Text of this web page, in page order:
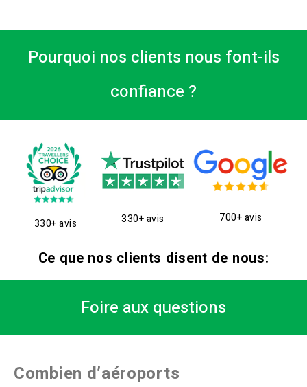
Pourquoi nos clients nous font-ils
confiance ?
330+ avis 330+ avis 700+ avis
Ce que nos clients disent de nous:
Foire aux questions
Combien d’aéroports